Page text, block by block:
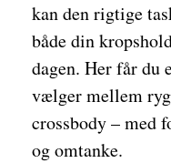
kan den rigtige
både din
dagen. Her får du
vælger mellem
crossbody – med
og omtanke.